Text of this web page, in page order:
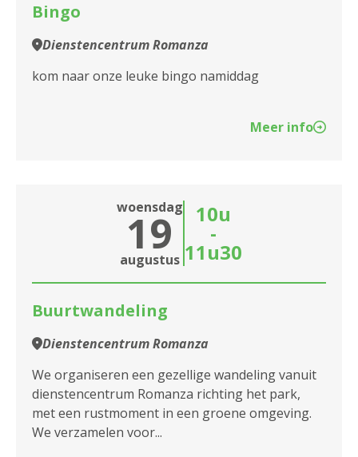
Bingo
Dienstencentrum Romanza
kom naar onze leuke bingo namiddag
Meer info
woensdag
19
augustus
10u
-
11u30
Buurtwandeling
Dienstencentrum Romanza
We organiseren een gezellige wandeling vanuit
dienstencentrum Romanza richting het park,
met een rustmoment in een groene omgeving.
We verzamelen voor...